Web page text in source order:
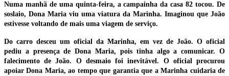
Numa manhã de uma quinta-feira, a campainha da casa 82 tocou. De
soslaio, Dona Maria viu uma viatura da Marinha. Imaginou que João
estivesse voltando de mais uma viagem de serviço.
Do carro desceu um oficial da Marinha, em vez de João. O oficial
pediu a presença de Dona Maria, pois tinha algo a comunicar. O
falecimento de João. O desmaio foi inevitável. O oficial procurou
apoiar Dona Maria, ao tempo que garantia que a Marinha cuidaria de